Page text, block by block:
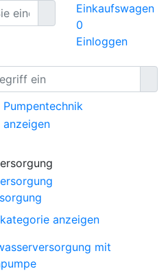
Einkaufswagen
0
Einloggen
Pumpentechnik
anzeigen